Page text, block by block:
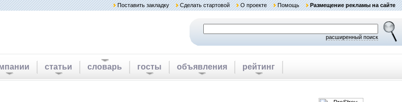
Поставить закладку Сделать стартовой О проекте Помощь Размещение рекламы на сайте
расширенный поиск
статьи словарь госты объявления рейтинг